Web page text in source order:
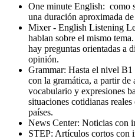
One minute English: como
una duración aproximada
Mixer - English Listening
hablan sobre el mismo
hay preguntas orientadas a
opinión.
Grammar: Hasta el nivel B1
con la gramática, a partir de
vocabulario y expresiones
situaciones cotidianas
países.
News Center: Noticias con
STEP: Artículos cortos con